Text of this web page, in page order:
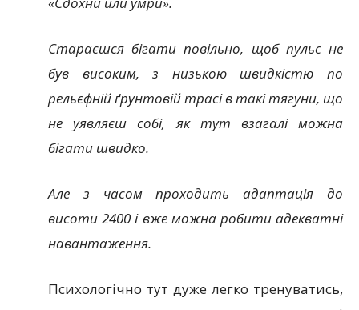
Стараєшся бігати повільно, щоб пульс не
був високим, з низькою швидкістю по
рельєфній ґрунтовій трасі в такі тягуни, що
не уявляєш собі, як тут взагалі можна
бігати швидко.
Але з часом проходить адаптація до
висоти 2400 і вже можна робити адекватні
навантаження.
Психологічно тут дуже легко тренуватись,